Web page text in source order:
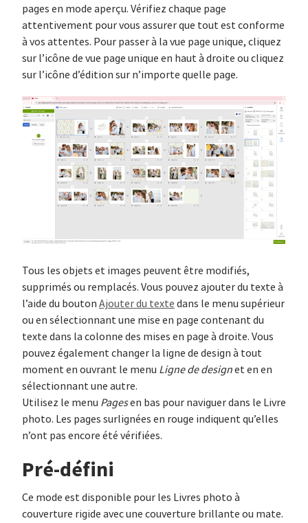
pages en mode aperçu. Vérifiez chaque page
attentivement pour vous assurer que tout est conforme
à vos attentes. Pour passer à la vue page unique, cliquez
sur l’icône de vue page unique en haut à droite ou cliquez
sur l’icône d’édition sur n’importe quelle page.
Tous les objets et images peuvent être modifiés,
supprimés ou remplacés. Vous pouvez ajouter du texte à
l’aide du bouton Ajouter du texte dans le menu supérieur
ou en sélectionnant une mise en page contenant du
texte dans la colonne des mises en page à droite. Vous
pouvez également changer la ligne de design à tout
moment en ouvrant le menu Ligne de designet en en
sélectionnant une autre.
Utilisez le menu Pagesen bas pour naviguer dans le Livre
photo. Les pages surlignées en rouge indiquent qu’elles
n’ont pas encore été vérifiées.
Pré-défini
Ce mode est disponible pour les Livres photo à
couverture rigide avec une couverture brillante ou mate.